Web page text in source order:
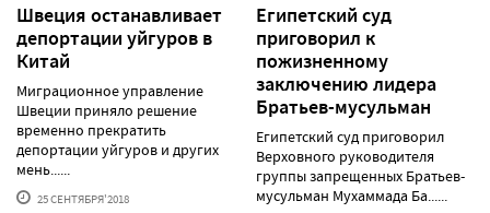
Швеция останавливает
депортации уйгуров в
Китай
Миграционное управление
Швеции приняло решение
временно прекратить
депортации уйгуров и других
мень......
25 СЕНТЯБРЯ'2018
Египетский суд
приговорил к
пожизненному
заключению лидера
Братьев-мусульман
Египетский суд приговорил
Верховного руководителя
группы запрещенных Братьев-
мусульман Мухаммада Ба......